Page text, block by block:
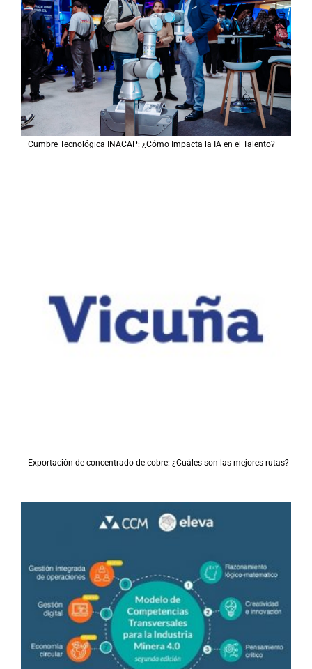
Cumbre Tecnológica INACAP: ¿Cómo Impacta la IA en el Talento?
Exportación de concentrado de cobre: ¿Cuáles son las mejores rutas?